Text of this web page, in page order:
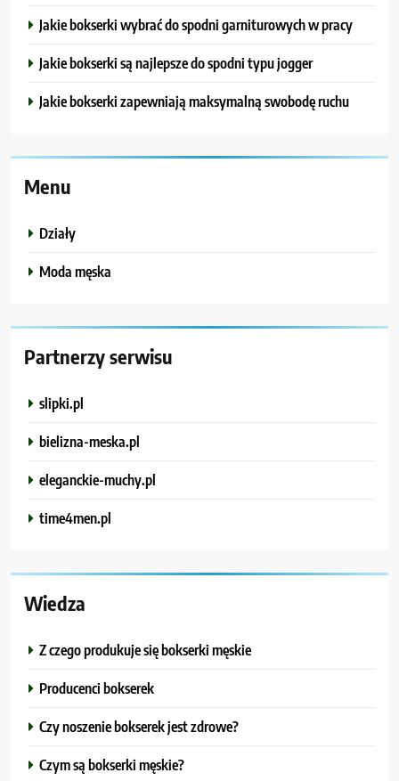
Jakie bokserki wybrać do spodni garniturowych w pracy
Jakie bokserki są najlepsze do spodni typu jogger
Jakie bokserki zapewniają maksymalną swobodę ruchu
Menu
Działy
Moda męska
Partnerzy serwisu
slipki.pl
bielizna-meska.pl
eleganckie-muchy.pl
time4men.pl
Wiedza
Z czego produkuje się bokserki męskie
Producenci bokserek
Czy noszenie bokserek jest zdrowe?
Czym są bokserki męskie?